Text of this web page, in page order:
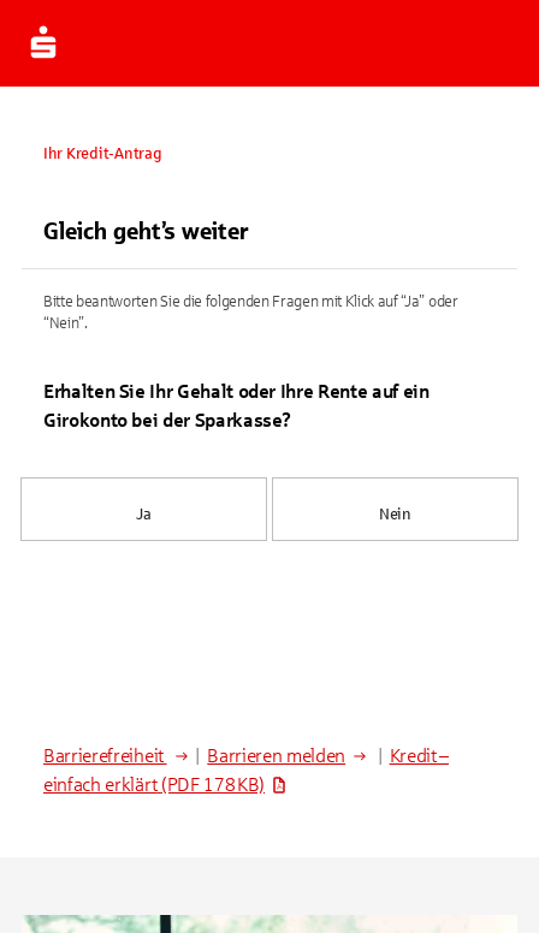
Ihr Kredit-Antrag
Gleich geht’s weiter
Bitte beantworten Sie die folgenden Fragen mit Klick auf “Ja” oder
“Nein”.
Erhalten Sie Ihr Gehalt oder Ihre Rente auf ein
Girokonto bei der Sparkasse?
Ja Nein
Barrierefreiheit Barrieren melden
Kredit –
einfach erklärt (PDF 178 KB)